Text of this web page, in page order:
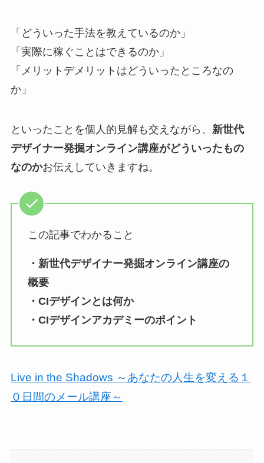
「どういった手法を教えているのか」
「実際に稼ぐことはできるのか」
「メリットデメリットはどういったところなの
か」
といったことを個人的見解も交えながら、 新世代
デザイナー発掘オンライン講座がどういったもの
なのかお伝えしていきますね。
この記事でわかること
・新世代デザイナー発掘オンライン講座の
概要
・CIデザインとは何か
・CIデザインアカデミーのポイント
Live in the Shadows ～あなたの人生を変える１
０日間のメール講座～